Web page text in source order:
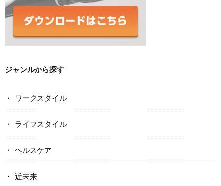
ジャンルから探す
ワークスタイル
ライフスタイル
ヘルスケア
近未来